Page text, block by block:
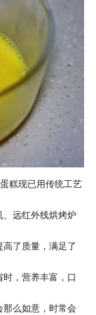
中心
中心
德谷
加盟
我们
糕现已用传统工艺
、远红外线烘烤炉
了质量，满足了
，营养丰富，口
么如意，时常会